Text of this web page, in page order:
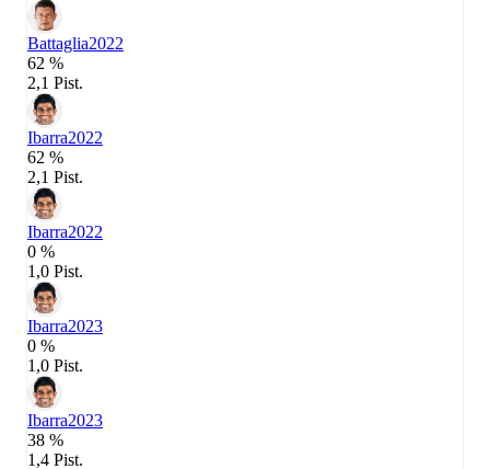
Battaglia2022
62 %
2,1 Pist.
Ibarra2022
62 %
2,1 Pist.
Ibarra2022
0 %
1,0 Pist.
Ibarra2023
0 %
1,0 Pist.
Ibarra2023
38 %
1,4 Pist.